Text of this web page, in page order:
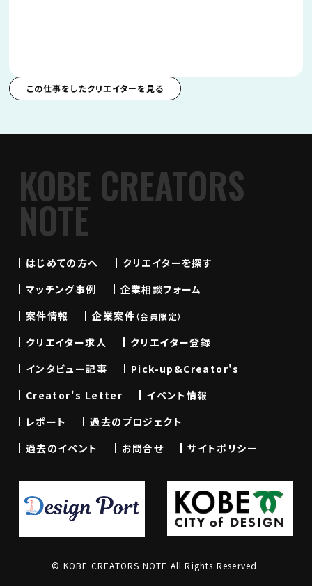
この仕事をしたクリエイターを見る
KOBE CREATORS
NOTE
はじめての方へ
クリエイターを探す
マッチング事例
企業相談フォーム
案件情報
企業案件（会員限定）
クリエイター求人
クリエイター登録
インタビュー記事
Pick-up&Creator's
Creator's Letter
イベント情報
レポート
過去のプロジェクト
過去のイベント
お問合せ サイトポリシー
© KOBE CREATORS NOTE All Rights Reserved.